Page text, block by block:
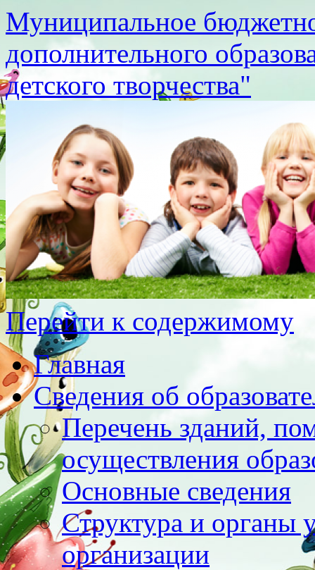
Муниципальное
дополнительного
детского творчества"
Перейти к содержимому
Главная
Сведения об
Перечень зданий,
осуществления
Основные сведения
Структура и органы
организации